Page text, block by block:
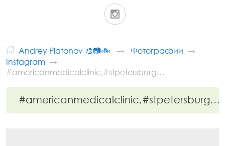
Andrey Platonov 🎨📷🚲
Фотографии
Instagram
#americanmedicalclinic,#stpetersburg…
#americanmedicalclinic,#stpetersburg…